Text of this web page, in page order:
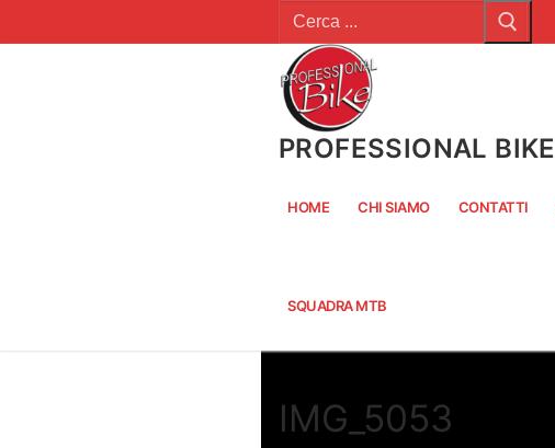
al
PROFESSIONAL BIKE
HOME CHI SIAMO CONTATTI
SQUADRA MTB
IMG_5053